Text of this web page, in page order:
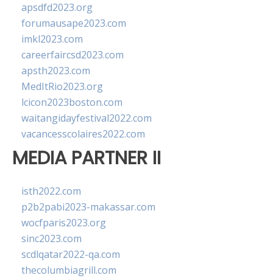
apsdfd2023.org
forumausape2023.com
imkl2023.com
careerfaircsd2023.com
apsth2023.com
MedItRio2023.org
lcicon2023boston.com
waitangidayfestival2022.com
vacancesscolaires2022.com
MEDIA PARTNER II
isth2022.com
p2b2pabi2023-makassar.com
wocfparis2023.org
sinc2023.com
scdlqatar2022-qa.com
thecolumbiagrill.com